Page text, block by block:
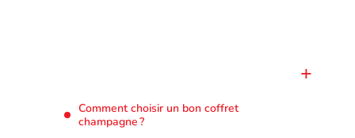
Comment choisir un bon coffret
champagne ?